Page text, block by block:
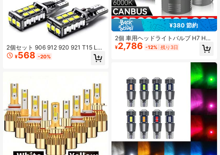
2個セット 906 912 920 921 T15 LE
D交換電球 トラック用 3rdサードブ
レーキ カーゴランプ エラーフリー 1
¥568 -20%
¥380 節約
2個 車用ヘッドライトバルブ H7 H4
H11 H9 9005 HB3 9006 HB4 LEDプ
ロジェクターレンズ ハイ/ロー キャ
¥2,786 -12% 残り3日